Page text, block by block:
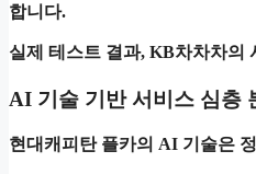
합니다.
실제 테스트 결과, KB차차차의
AI 기술 기반 서비스 심층
현대캐피탄 플카의 AI 기술은